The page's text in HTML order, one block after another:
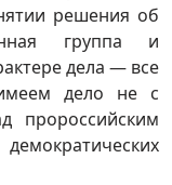
решения об
группа и
дела — все
дело не с
пророссийским